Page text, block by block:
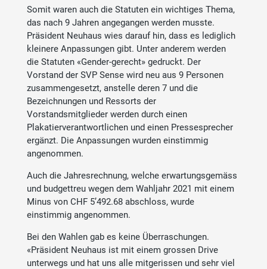
Somit waren auch die Statuten ein wichtiges Thema,
das nach 9 Jahren angegangen werden musste.
Präsident Neuhaus wies darauf hin, dass es lediglich
kleinere Anpassungen gibt. Unter anderem werden
die Statuten «Gender-gerecht» gedruckt. Der
Vorstand der SVP Sense wird neu aus 9 Personen
zusammengesetzt, anstelle deren 7 und die
Bezeichnungen und Ressorts der
Vorstandsmitglieder werden durch einen
Plakatierverantwortlichen und einen Pressesprecher
ergänzt. Die Anpassungen wurden einstimmig
angenommen.
Auch die Jahresrechnung, welche erwartungsgemäss
und budgettreu wegen dem Wahljahr 2021 mit einem
Minus von CHF 5’492.68 abschloss, wurde
einstimmig angenommen.
Bei den Wahlen gab es keine Überraschungen.
«Präsident Neuhaus ist mit einem grossen Drive
unterwegs und hat uns alle mitgerissen und sehr viel